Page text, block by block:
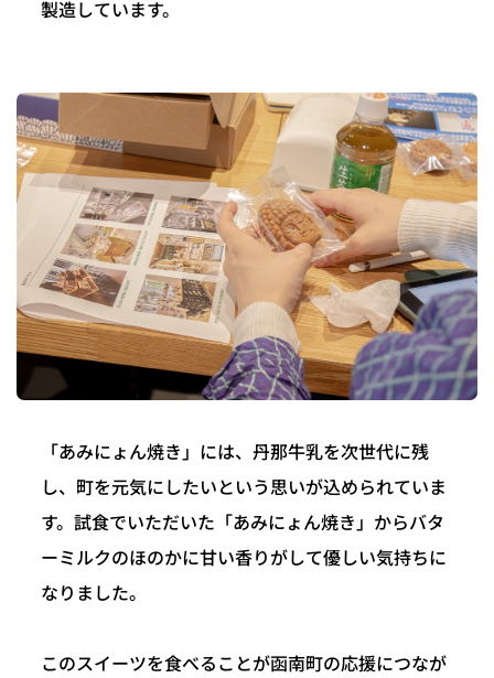
製造しています。
「あみにょん焼き」には、丹那牛乳を次世代に残
し、町を元気にしたいという思いが込められていま
す。試食でいただいた「あみにょん焼き」からバタ
ーミルクのほのかに甘い香りがして優しい気持ちに
なりました。
このスイーツを食べることが函南町の応援につなが